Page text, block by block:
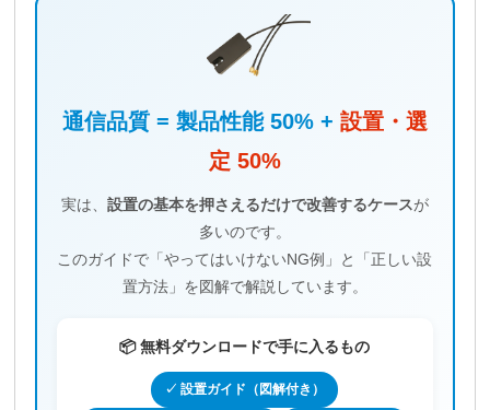
通信品質 = 製品性能 50% + 設置・選
定 50%
実は、 設置の基本を押さえるだけで改善するケースが
多いのです。
このガイドで「やってはいけないNG例」と「正しい設
置方法」を図解で解説しています。
📦 無料ダウンロードで手に入るもの
✓ 設置ガイド（図解付き）